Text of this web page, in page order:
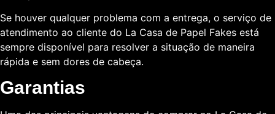
Se houver qualquer problema com a entrega, o serviço de
atendimento ao cliente do La Casa de Papel Fakes está
sempre disponível para resolver a situação de maneira
rápida e sem dores de cabeça.
Garantias